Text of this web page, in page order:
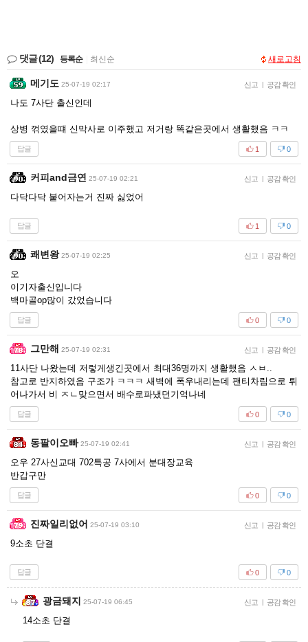
댓글(12) 등록순 최신순 새로고침
메기도 25-07-19 02:17 신고 | 공감 확인
나도 7사단 출신인데
상병 꺾였을떄 신막사로 이주했고 저거랑 똑같은곳에서 생활했음 ㅋㅋ
답글 0
1
커피and금연 25-07-19 02:21 신고 | 공감 확인
다닥다닥 붙어자는거 진짜 싫었어
답글 0
1
쾌변왕 25-07-19 02:25 신고 | 공감 확인
오
이기자출신입니다
백마골op많이 갔었습니다
답글 0
0
그만해 25-07-19 02:31 신고 | 공감 확인
11사단 나왔는데 저렇게생긴곳에서 최대36명까지 생활했음 ㅅㅂ..
참고로 반지하였음 구조가 ㅋㅋㅋ 새벽에 폭우내리는데 팬티차림으로 튀
어나가서 비 ㅈㄴ맞으면서 배수로파냈던기억나네
답글 0
0
동팔이오빠 25-07-19 02:41 신고 | 공감 확인
오우 27사신교대 702특공 7사에서 분대장교육
반갑구만
답글 0
0
진짜일리없어 25-07-19 03:10 신고 | 공감 확인
9소초 단결
답글 0
0
광금돼지 25-07-19 06:45 신고 | 공감 확인
14소초 단결